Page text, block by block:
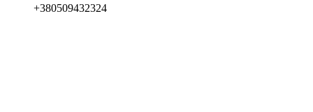
+380509432324